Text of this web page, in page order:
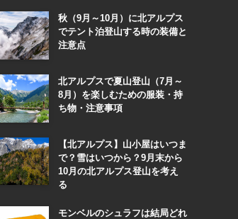
秋（9月～10月）に北アルプス
でテント泊登山する時の装備と
注意点
北アルプスで夏山登山（7月～
8月）を楽しむための服装・持
ち物・注意事項
【北アルプス】山小屋はいつま
で？雪はいつから？9月末から
10月の北アルプス登山を考え
る
モンベルのシュラフは結局どれ